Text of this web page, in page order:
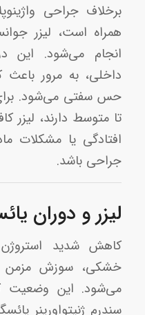
برخلاف جراحی
همراه است، لیزر
انجام می‌شود. این
داخلی، به مرور
حس سفتی می‌شود.
تا متوسط دارند، لیزر
افتادگی یا مشکلات
جراحی باشد.
لیزر و دوران
کاهش شدید
خشکی، سوزش مزمن
می‌شود. این وضعیت